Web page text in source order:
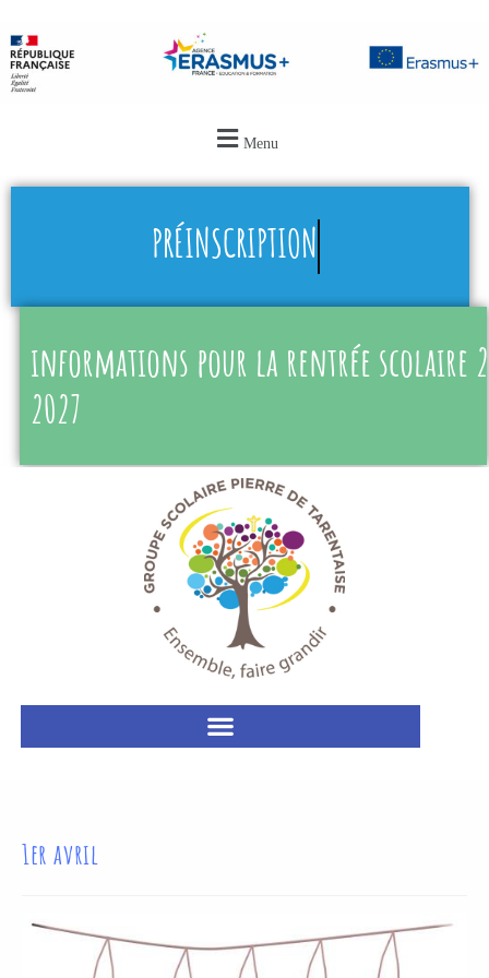
Menu
PRÉINSCRIPTION
informations pour la rentrée scolaire
2027
1er avril